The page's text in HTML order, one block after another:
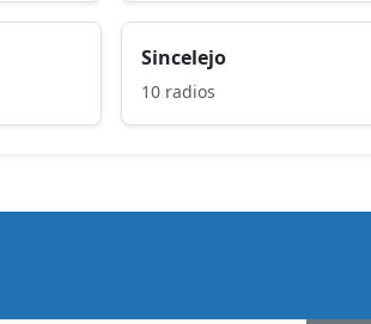
Sincelejo
10 radios